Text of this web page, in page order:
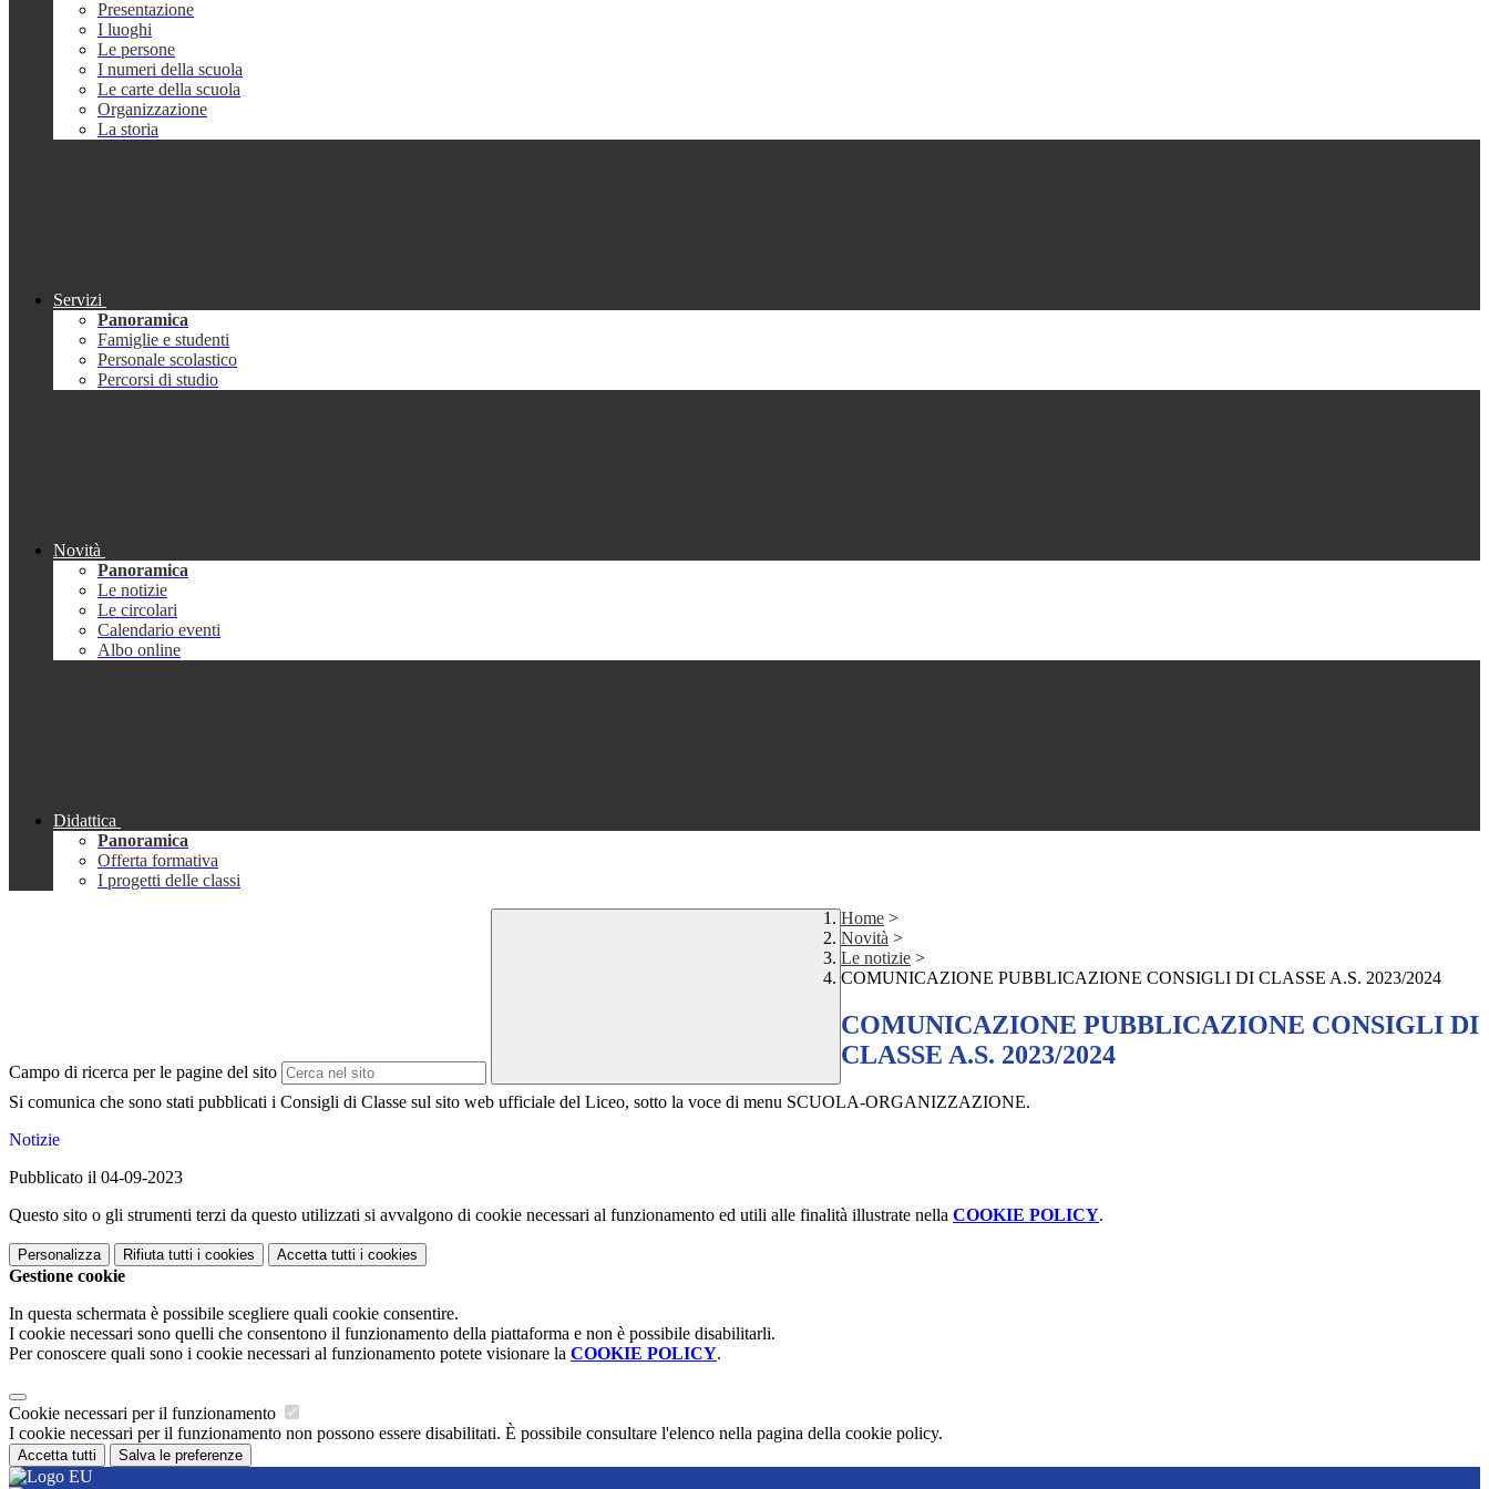
Presentazione
I luoghi
Le persone
I numeri della scuola
Le carte della scuola
Organizzazione
La storia
Servizi
Panoramica
Famiglie e studenti
Personale scolastico
Percorsi di studio
Novità
Panoramica
Le notizie
Le circolari
Calendario eventi
Albo online
Didattica
Panoramica
Offerta formativa
I progetti delle classi
Campo di ricerca per le pagine del sito
Home >
Novità >
Le notizie >
COMUNICAZIONE PUBBLICAZIONE CONSIGLI DI CLASSE A.S. 2023/2024
COMUNICAZIONE PUBBLICAZIONE CONSIGLI DI
CLASSE A.S. 2023/2024
Si comunica che sono stati pubblicati i Consigli di Classe sul sito web ufficiale del Liceo, sotto la voce di menu SCUOLA-ORGANIZZAZIONE.
Notizie
Pubblicato il 04-09-2023
Questo sito o gli strumenti terzi da questo utilizzati si avvalgono di cookie necessari al funzionamento ed utili alle finalità illustrate nella COOKIE POLICY.
Personalizza Rifiuta tutti i cookies Accetta tutti i cookies
Gestione cookie
In questa schermata è possibile scegliere quali cookie consentire.
I cookie necessari sono quelli che consentono il funzionamento della piattaforma e non è possibile disabilitarli.
Per conoscere quali sono i cookie necessari al funzionamento potete visionare la COOKIE POLICY.
Cookie necessari per il funzionamento
I cookie necessari per il funzionamento non possono essere disabilitati. È possibile consultare l'elenco nella pagina della cookie policy.
Accetta tutti Salva le preferenze